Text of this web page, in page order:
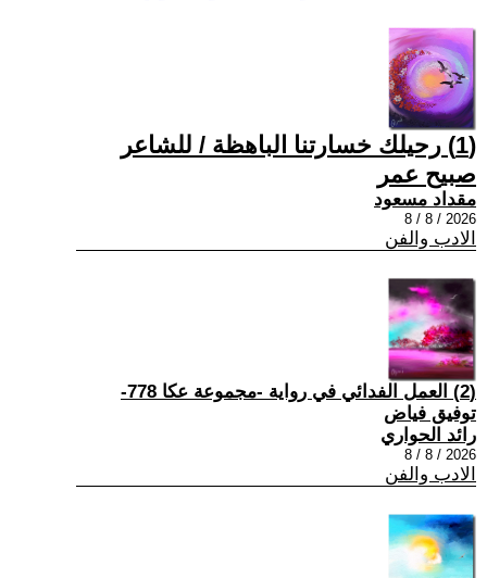
(1) رحيلك خسارتنا الباهظة / للشاعر
صبيح عمر
مقداد مسعود
2026 / 8 / 8
الادب والفن
(2) العمل الفدائي في رواية -مجموعة عكا 778-
توفيق فياض
رائد الحواري
2026 / 8 / 8
الادب والفن